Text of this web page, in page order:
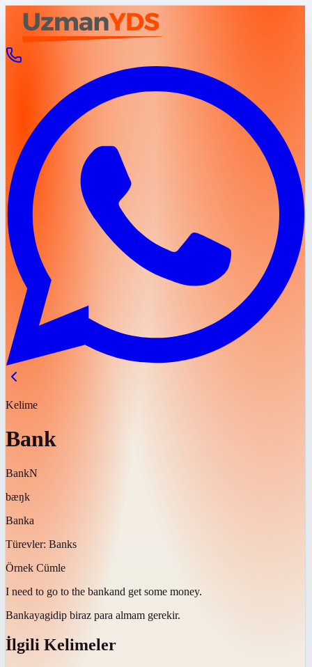
Kelime
Bank
BankN
bæŋk
Banka
Türevler: Banks
Örnek Cümle
I need to go to the bankand get some money.
Bankayagidip biraz para almam gerekir.
İlgili Kelimeler